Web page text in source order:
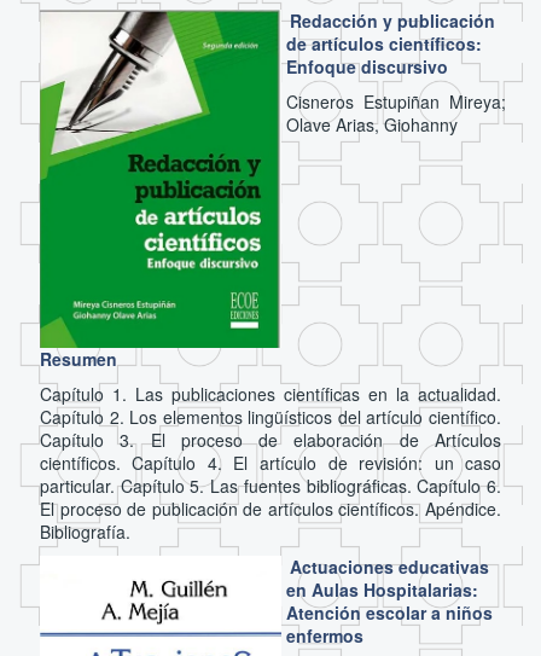
Redacción y publicación
de artículos científicos:
Enfoque discursivo
Cisneros Estupiñan Mireya;
Olave Arias, Giohanny
Resumen
Capítulo 1. Las publicaciones científicas en la actualidad.
Capítulo 2. Los elementos lingüísticos del artículo científico.
Capítulo 3. El proceso de elaboración de Artículos
científicos. Capítulo 4. El artículo de revisión: un caso
particular. Capítulo 5. Las fuentes bibliográficas. Capítulo 6.
El proceso de publicación de artículos científicos. Apéndice.
Bibliografía.
Actuaciones educativas
en Aulas Hospitalarias:
Atención escolar a niños
enfermos